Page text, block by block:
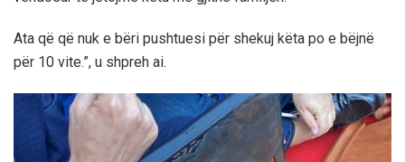
Ata që që nuk e bëri pushtuesi për shekuj këta po e bëjnë
për 10 vite.”, u shpreh ai.